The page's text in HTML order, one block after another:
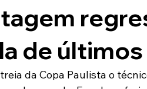
Futebol de Quintal
de
da Copa Paulista o